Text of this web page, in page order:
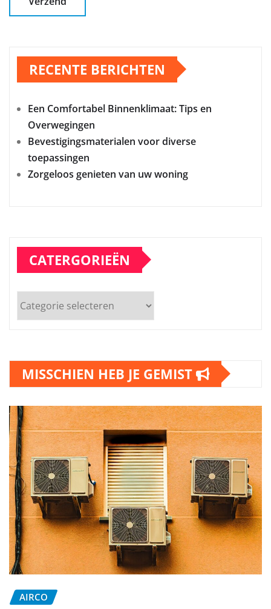
RECENTE BERICHTEN
Een Comfortabel Binnenklimaat: Tips en
Overwegingen
Bevestigingsmaterialen voor diverse
toepassingen
Zorgeloos genieten van uw woning
CATERGORIEËN
Catergorieën
MISSCHIEN HEB JE GEMIST
AIRCO